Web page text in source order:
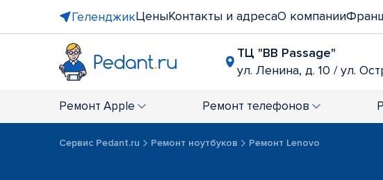
ГеленджикЦеныКонтакты и адресаО компании
ТЦ "BB Passage"
ул. Ленина, д. 10 / ул.
Ремонт Apple Ремонт телефонов
Сервис Pedant.ru Ремонт ноутбуков Ремонт Lenovo